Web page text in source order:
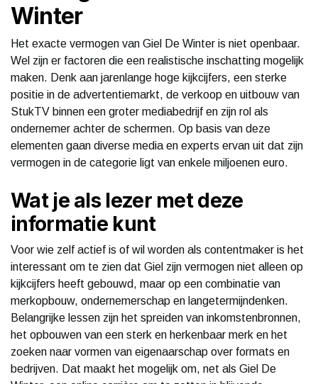
Winter
Het exacte vermogen van Giel De Winter is niet openbaar.
Wel zijn er factoren die een realistische inschatting mogelijk
maken. Denk aan jarenlange hoge kijkcijfers, een sterke
positie in de advertentiemarkt, de verkoop en uitbouw van
StukTV binnen een groter mediabedrijf en zijn rol als
ondernemer achter de schermen. Op basis van deze
elementen gaan diverse media en experts ervan uit dat zijn
vermogen in de categorie ligt van enkele miljoenen euro.
Wat je als lezer met deze
informatie kunt
Voor wie zelf actief is of wil worden als contentmaker is het
interessant om te zien dat Giel zijn vermogen niet alleen op
kijkcijfers heeft gebouwd, maar op een combinatie van
merkopbouw, ondernemerschap en langetermijndenken.
Belangrijke lessen zijn het spreiden van inkomstenbronnen,
het opbouwen van een sterk en herkenbaar merk en het
zoeken naar vormen van eigenaarschap over formats en
bedrijven. Dat maakt het mogelijk om, net als Giel De